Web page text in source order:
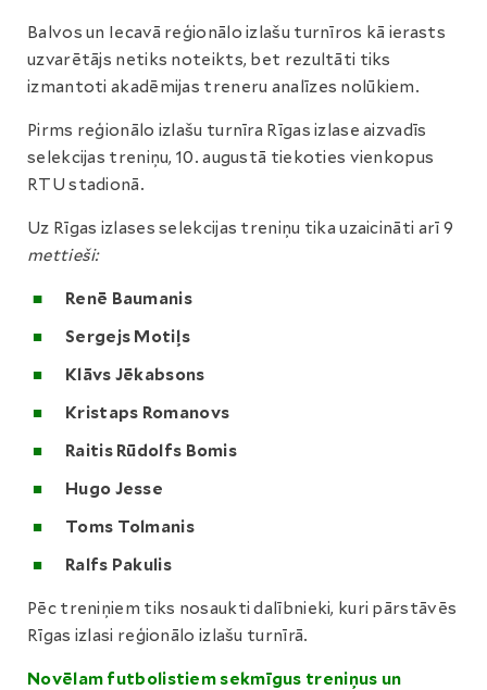
Balvos un Iecavā reģionālo izlašu turnīros kā ierasts
uzvarētājs netiks noteikts, bet rezultāti tiks
izmantoti akadēmijas treneru analīzes nolūkiem.
Pirms reģionālo izlašu turnīra Rīgas izlase aizvadīs
selekcijas treniņu, 10. augustā tiekoties vienkopus
RTU stadionā.
Uz Rīgas izlases selekcijas treniņu tika uzaicināti arī 9
mettieši:
Renē Baumanis
Sergejs Motiļs
Klāvs Jēkabsons
Kristaps Romanovs
Raitis Rūdolfs Bomis
Hugo Jesse
Toms Tolmanis
Ralfs Pakulis
Pēc treniņiem tiks nosaukti dalībnieki, kuri pārstāvēs
Rīgas izlasi reģionālo izlašu turnīrā.
Novēlam futbolistiem sekmīgus treniņus un